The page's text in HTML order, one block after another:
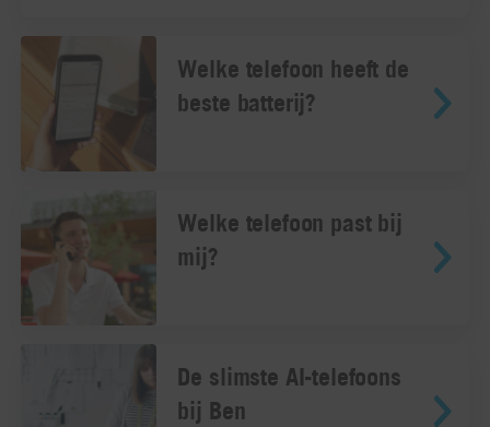
Welke telefoon heeft de
beste batterij?
Welke telefoon past bij
mij?
De slimste AI-telefoons
bij Ben